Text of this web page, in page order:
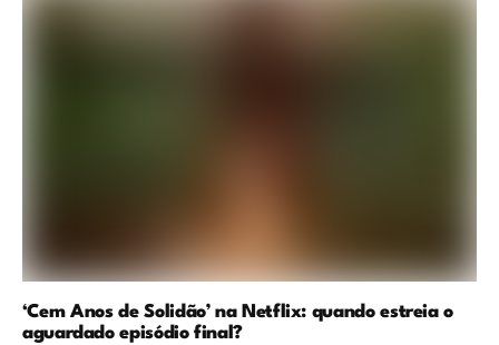
‘Cem Anos de Solidão’ na Netflix: quando estreia o
aguardado episódio final?